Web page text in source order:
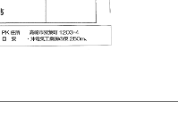
ージを開きます